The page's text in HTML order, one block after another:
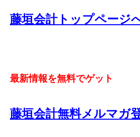
藤垣会計トップページ
最新情報を無料でゲット
藤垣会計無料メルマガ